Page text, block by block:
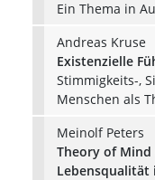
Ein Thema in
Andreas Kruse
Existenzielle
Stimmigkeits-,
Menschen als
Meinolf Peters
Theory of Mind
Lebensqualität